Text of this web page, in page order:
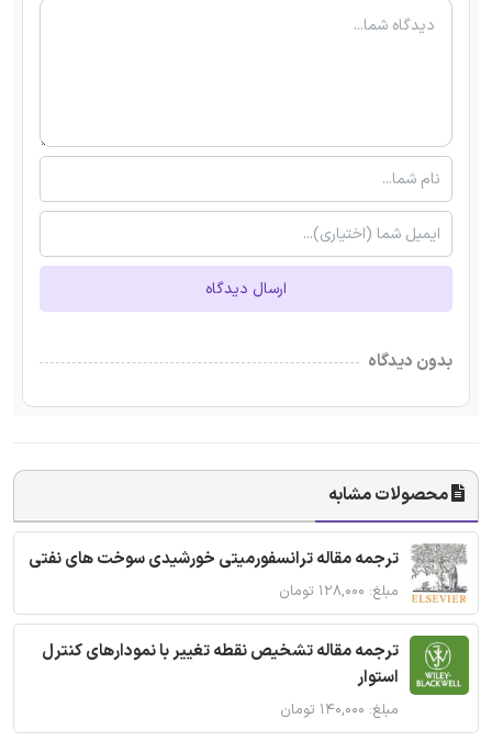
ارسال دیدگاه
بدون دیدگاه
محصولات مشابه
ترجمه مقاله ترانسفورمیتی خورشیدی سوخت های نفتی
مبلغ: ۱۲۸,۰۰۰ تومان
ترجمه مقاله تشخیص نقطه تغییر با نمودارهای کنترل
استوار
مبلغ: ۱۴۰,۰۰۰ تومان